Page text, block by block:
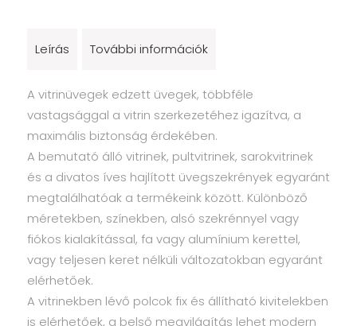
Leírás További információk
A vitrinüvegek edzett üvegek, többféle
vastagsággal a vitrin szerkezetéhez igazítva, a
maximális biztonság érdekében.
A bemutató álló vitrinek, pultvitrinek, sarokvitrinek
és a divatos íves hajlított üvegszekrények egyaránt
megtalálhatóak a termékeink között. Különböző
méretekben, színekben, alsó szekrénnyel vagy
fiókos kialakítással, fa vagy alumínium kerettel,
vagy teljesen keret nélküli változatokban egyaránt
elérhetőek.
A vitrinekben lévő polcok fix és állítható kivitelekben
is elérhetőek, a belső megvilágítás lehet modern